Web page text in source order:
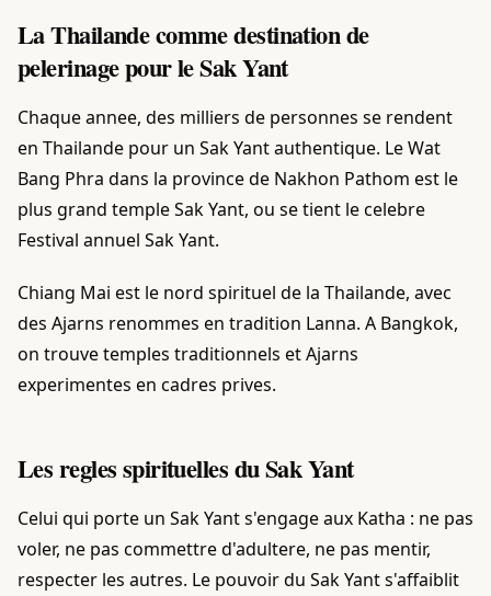
La Thailande comme destination de
pelerinage pour le Sak Yant
Chaque annee, des milliers de personnes se rendent
en Thailande pour un Sak Yant authentique. Le Wat
Bang Phra dans la province de Nakhon Pathom est le
plus grand temple Sak Yant, ou se tient le celebre
Festival annuel Sak Yant.
Chiang Mai est le nord spirituel de la Thailande, avec
des Ajarns renommes en tradition Lanna. A Bangkok,
on trouve temples traditionnels et Ajarns
experimentes en cadres prives.
Les regles spirituelles du Sak Yant
Celui qui porte un Sak Yant s'engage aux Katha : ne pas
voler, ne pas commettre d'adultere, ne pas mentir,
respecter les autres. Le pouvoir du Sak Yant s'affaiblit